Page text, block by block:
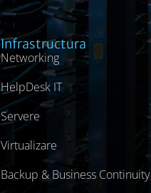
Infrastructura
Networking
HelpDesk IT
Servere
Virtualizare
Backup & Business Continuity